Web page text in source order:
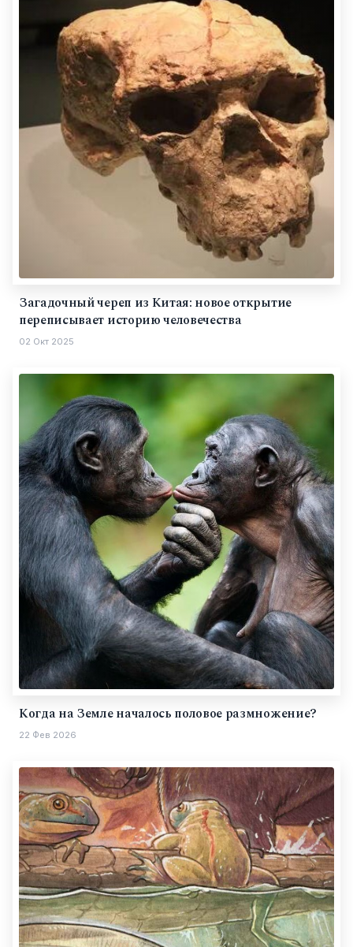
Загадочный череп из Китая: новое открытие
переписывает историю человечества
02 Окт 2025
Когда на Земле началось половое размножение?
22 Фев 2026